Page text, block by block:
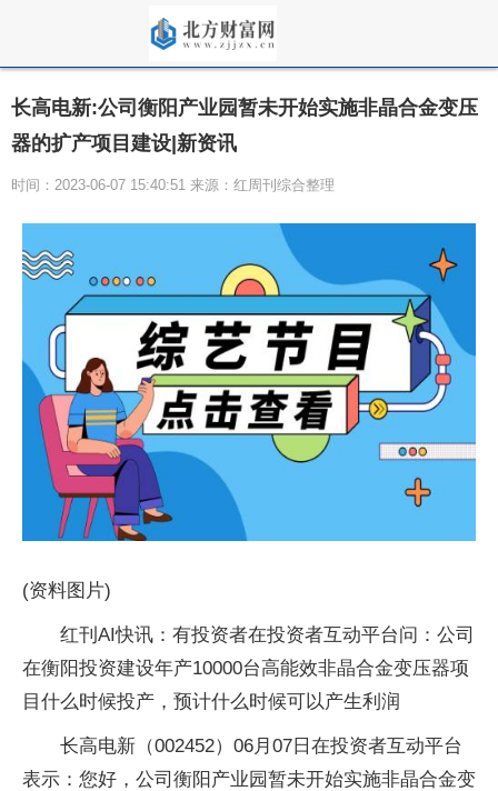
长高电新:公司衡阳产业园暂未开始实施非晶合金变压
器的扩产项目建设|新资讯
时间：2023-06-07 15:40:51 来源：红周刊综合整理
(资料图片)
红刊AI快讯：有投资者在投资者互动平台问：公司
在衡阳投资建设年产10000台高能效非晶合金变压器项
目什么时候投产，预计什么时候可以产生利润
长高电新（002452）06月07日在投资者互动平台
表示：您好，公司衡阳产业园暂未开始实施非晶合金变